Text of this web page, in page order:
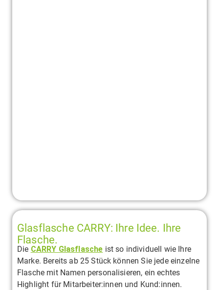
Glasflasche CARRY: Ihre Idee. Ihre
Flasche.
Die CARRY Glasflasche ist so individuell wie Ihre
Marke. Bereits ab 25 Stück können Sie jede einzelne
Flasche mit Namen personalisieren, ein echtes
Highlight für Mitarbeiter:innen und Kund:innen.